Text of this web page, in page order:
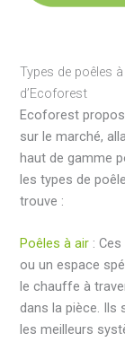
Types de poêles
d’Ecoforest
Ecoforest
sur le marché,
haut de gamme
les types de
trouve :
Poêles à air :
ou un espace
le chauffe à
dans la pièce. Ils
les meilleurs